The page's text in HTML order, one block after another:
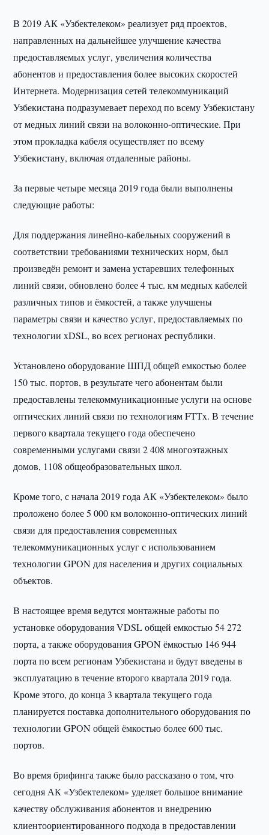
В 2019 АК «Узбектелеком» реализует ряд проектов,
направленных на дальнейшее улучшение качества
предоставляемых услуг, увеличения количества
абонентов и предоставления более высоких скоростей
Интернета. Модернизация сетей телекоммуникаций
Узбекистана подразумевает переход по всему Узбекистану
от медных линий связи на волоконно-оптические. При
этом прокладка кабеля осуществляет по всему
Узбекистану, включая отдаленные районы.
За первые четыре месяца 2019 года были выполнены
следующие работы:
Для поддержания линейно-кабельных сооружений в
соответствии требованиями технических норм, был
произведён ремонт и замена устаревших телефонных
линий связи, обновлено более 4 тыс. км медных кабелей
различных типов и ёмкостей, а также улучшены
параметры связи и качество услуг, предоставляемых по
технологии xDSL, во всех регионах республики.
Установлено оборудование ШПД общей емкостью более
150 тыс. портов, в результате чего абонентам были
предоставлены телекоммуникационные услуги на основе
оптических линий связи по технологиям FTTx. В течение
первого квартала текущего года обеспечено
современными услугами связи 2 408 многоэтажных
домов, 1108 общеобразовательных школ.
Кроме того, с начала 2019 года АК «Узбектелеком» было
проложено более 5 000 км волоконно-оптических линий
связи для предоставления современных
телекоммуникационных услуг с использованием
технологии GPON для населения и других социальных
объектов.
В настоящее время ведутся монтажные работы по
установке оборудования VDSL общей емкостью 54 272
порта, а также оборудования GPON ёмкостью 146 944
порта по всем регионам Узбекистана и будут введены в
эксплуатацию в течение второго квартала 2019 года.
Кроме этого, до конца 3 квартала текущего года
планируется поставка дополнительного оборудования по
технологии GPON общей ёмкостью более 600 тыс.
портов.
Во время брифинга также было рассказано о том, что
сегодня АК «Узбектелеком» уделяет большое внимание
качеству обслуживания абонентов и внедрению
клиентоориентированного подхода в предоставлении